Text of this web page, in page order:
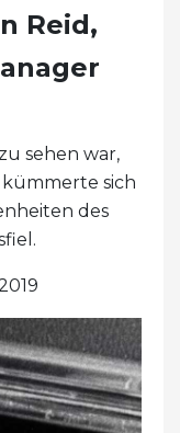
Reid,
sehen war,
sich
des